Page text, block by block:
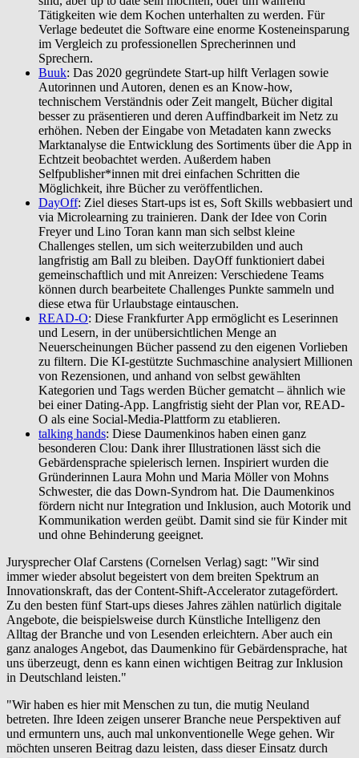
Tätigkeiten wie dem Kochen unterhalten zu werden. Für
Verlage bedeutet die Software eine enorme Kosteneinsparung
im Vergleich zu professionellen Sprecherinnen und
Sprechern.
Buuk: Das 2020 gegründete Start-up hilft Verlagen sowie
Autorinnen und Autoren, denen es an Know-how,
technischem Verständnis oder Zeit mangelt, Bücher digital
besser zu präsentieren und deren Auffindbarkeit im Netz zu
erhöhen. Neben der Eingabe von Metadaten kann zwecks
Marktanalyse die Entwicklung des Sortiments über die App in
Echtzeit beobachtet werden. Außerdem haben
Selfpublisher*innen mit drei einfachen Schritten die
Möglichkeit, ihre Bücher zu veröffentlichen.
DayOff: Ziel dieses Start-ups ist es, Soft Skills webbasiert und
via Microlearning zu trainieren. Dank der Idee von Corin
Freyer und Lino Toran kann man sich selbst kleine
Challenges stellen, um sich weiterzubilden und auch
langfristig am Ball zu bleiben. DayOff funktioniert dabei
gemeinschaftlich und mit Anreizen: Verschiedene Teams
können durch bearbeitete Challenges Punkte sammeln und
diese etwa für Urlaubstage eintauschen.
READ-O: Diese Frankfurter App ermöglicht es Leserinnen
und Lesern, in der unübersichtlichen Menge an
Neuerscheinungen Bücher passend zu den eigenen Vorlieben
zu filtern. Die KI-gestützte Suchmaschine analysiert Millionen
von Rezensionen, und anhand von selbst gewählten
Kategorien und Tags werden Bücher gematcht – ähnlich wie
bei einer Dating-App. Langfristig sieht der Plan vor, READ-
O als eine Social-Media-Plattform zu etablieren.
talking hands: Diese Daumenkinos haben einen ganz
besonderen Clou: Dank ihrer Illustrationen lässt sich die
Gebärdensprache spielerisch lernen. Inspiriert wurden die
Gründerinnen Laura Mohn und Maria Möller von Mohns
Schwester, die das Down-Syndrom hat. Die Daumenkinos
fördern nicht nur Integration und Inklusion, auch Motorik und
Kommunikation werden geübt. Damit sind sie für Kinder mit
und ohne Behinderung geeignet.
Jurysprecher Olaf Carstens (Cornelsen Verlag) sagt: "Wir sind
immer wieder absolut begeistert von dem breiten Spektrum an
Innovationskraft, das der Content-Shift-Accelerator zutagefördert.
Zu den besten fünf Start-ups dieses Jahres zählen natürlich digitale
Angebote, die beispielsweise durch Künstliche Intelligenz den
Alltag der Branche und von Lesenden erleichtern. Aber auch ein
ganz analoges Angebot, das Daumenkino für Gebärdensprache, hat
uns überzeugt, denn es kann einen wichtigen Beitrag zur Inklusion
in Deutschland leisten."
"Wir haben es hier mit Menschen zu tun, die mutig Neuland
betreten. Ihre Ideen zeigen unserer Branche neue Perspektiven auf
und ermuntern uns, auch mal unkonventionelle Wege gehen. Wir
möchten unseren Beitrag dazu leisten, dass dieser Einsatz durch